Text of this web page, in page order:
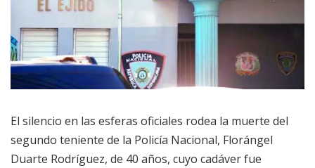
El silencio en las esferas oficiales rodea la muerte del
segundo teniente de la Policía Nacional, Florángel
Duarte Rodríguez, de 40 años, cuyo cadáver fue